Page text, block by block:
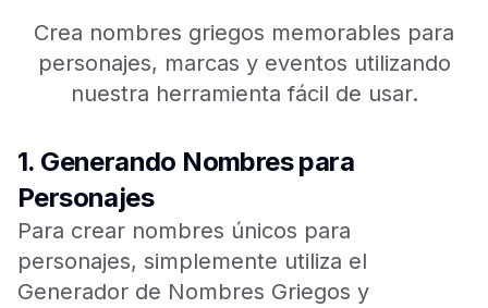
Crea nombres griegos memorables para
personajes, marcas y eventos utilizando
nuestra herramienta fácil de usar.
1. Generando Nombres para
Personajes
Para crear nombres únicos para
personajes, simplemente utiliza el
Generador de Nombres Griegos y